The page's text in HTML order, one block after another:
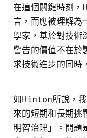
在這個關鍵時刻
言，而應被理解為
學家，基於對技術
警告的價值不在於
求技術進步的同時
如Hinton所說，
來的短期和長期挑
明智治理」。問題